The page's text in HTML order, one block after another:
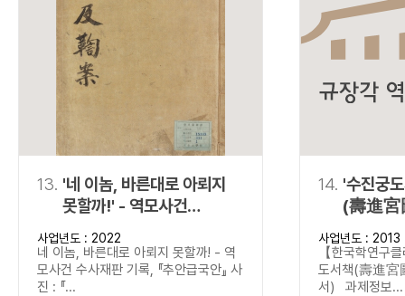
13. '네 이놈, 바른대로 아뢰지
못할까!' - 역모사건
수사재판 기록,
『추안급국안』
사업년도 : 2022
네 이놈, 바른대로 아뢰지 못할까! - 역
모사건 수사재판 기록, 『추안급국안』 사
진 : 『...
14. '수진궁
(壽進宮
(탈초·정
사업년도 : 2013
【한국학연
도서책(壽進宮
서) 과제정보...